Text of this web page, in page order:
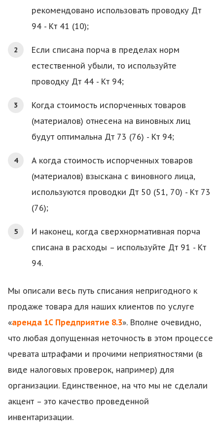
рекомендовано использовать проводку Дт
94 - Кт 41 (10);
Если списана порча в пределах норм
естественной убыли, то используйте
проводку Дт 44 - Кт 94;
Когда стоимость испорченных товаров
(материалов) отнесена на виновных лиц
будут оптимальна Дт 73 (76) - Кт 94;
А когда стоимость испорченных товаров
(материалов) взыскана с виновного лица,
используются проводки Дт 50 (51, 70) - Кт 73
(76);
И наконец, когда сверхнормативная порча
списана в расходы – используйте Дт 91 - Кт
94.
Мы описали весь путь списания непригодного к
продаже товара для наших клиентов по услуге
«аренда 1С Предприятие 8.3». Вполне очевидно,
что любая допущенная неточность в этом процессе
чревата штрафами и прочими неприятностями (в
виде налоговых проверок, например) для
организации. Единственное, на что мы не сделали
акцент – это качество проведенной
инвентаризации.